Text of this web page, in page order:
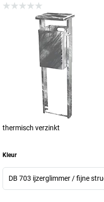
thermisch verzinkt
Kleur
DB 703 ijzerglimmer / fijne